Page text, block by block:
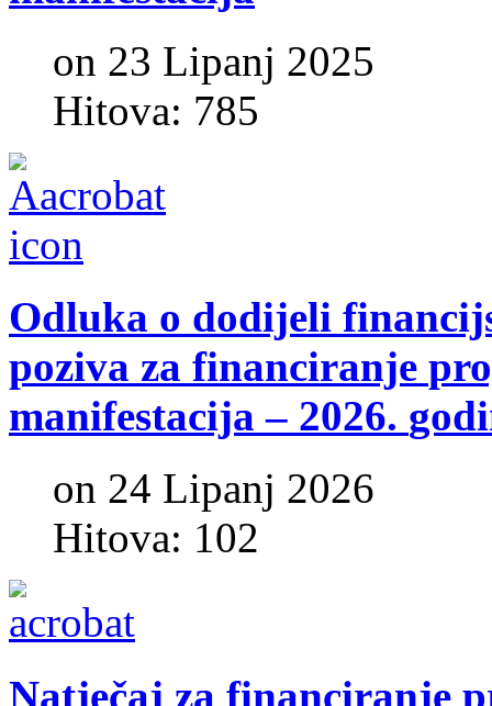
on 23 Lipanj 2025
Hitova: 785
Odluka o dodijeli
poziva za financiranje
manifestacija – 2026.
on 24 Lipanj 2026
Hitova: 102
Natječaj za financiranje